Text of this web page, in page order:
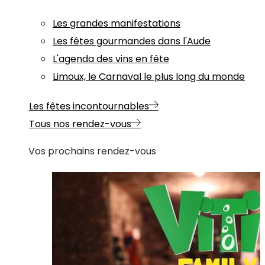
Les grandes manifestations
Les fêtes gourmandes dans l'Aude
L'agenda des vins en fête
Limoux, le Carnaval le plus long du monde
Les fêtes incontournables
Tous nos rendez-vous
Vos prochains rendez-vous